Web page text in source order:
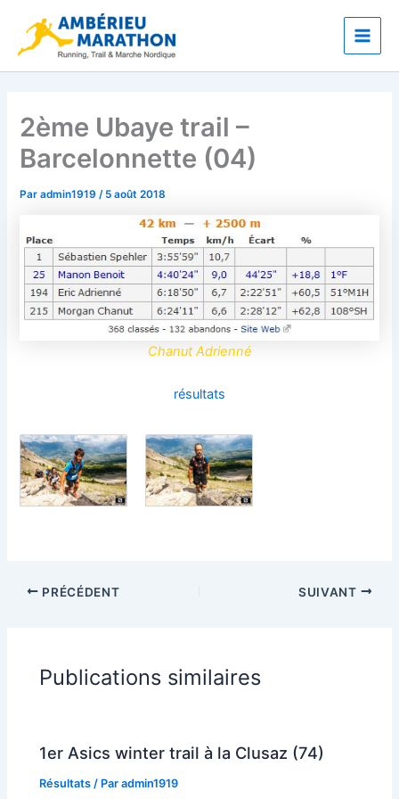
contenu
Main
2ème Ubaye trail –
Barcelonnette (04)
Paradmin1919/ 5 août 2018
Chanut Adrienné
résultats
PRÉCÉDENT SUIVANT
Publications similaires
1er Asics winter trail à la Clusaz (74)
Résultats / Paradmin1919